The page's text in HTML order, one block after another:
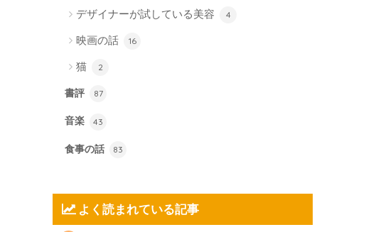
デザイナーが試している美容 4
映画の話 16
猫 2
書評 87
音楽 43
食事の話 83
よく読まれている記事